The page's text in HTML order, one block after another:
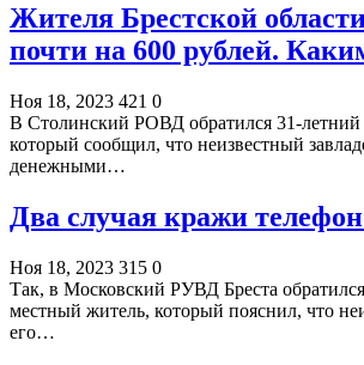
Жителя Брестской
почти на 600 рублей.
Ноя 18, 2023 421 0
В Столинский РОВД обратился 31-летний
который сообщил, что неизвестный
денежными…
Два случая кражи
Ноя 18, 2023 315 0
Так, в Московский РУВД Бреста
местный житель, который пояснил, что
его…